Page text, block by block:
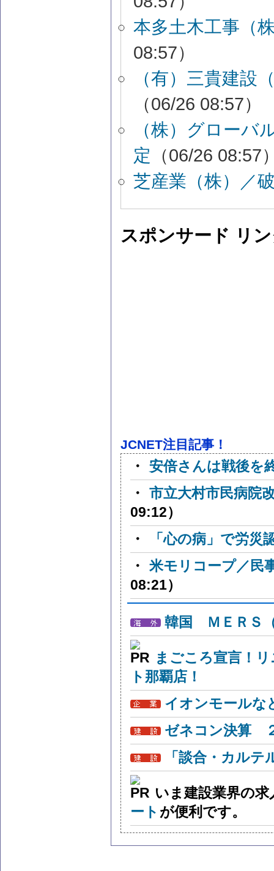
本多土木工事（
08:57）
（有）三貴建設
（06/26 08:57）
（株）グローバ
定 （06/26 08:57
芝産業（株）／
スポンサード リ
JCNET注目記事！
・ 安倍さんは戦後を
・ 市立大村市民病院
09:12）
・
「心の病」で労
・ 米モリコープ／民
08:21）
韓国 ＭＥＲＳ
まごころ宣言！
ト那覇店！
イオンモールな
ゼネコン決算
「談合・カル
いま建設業界の
ート が便利です。